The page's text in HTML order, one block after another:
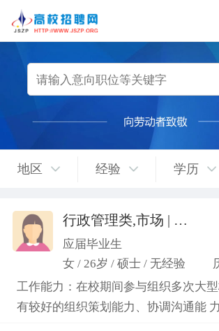
地区 经验 学历
行政管理类,市场 | 媒介 | 广告 | 设计,人事/行政/后勤
应届毕业生
女 / 26岁 / 硕士 / 无经验
工作能力：在校期间参与组织多次大
有较好的组织策划能力、协调沟通能